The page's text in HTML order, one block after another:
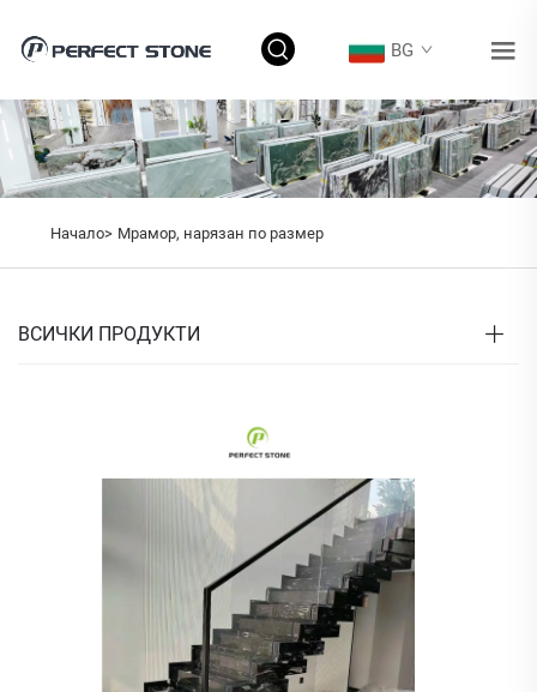
BG
Начало> Мрамор, нарязан по размер
ВСИЧКИ ПРОДУКТИ